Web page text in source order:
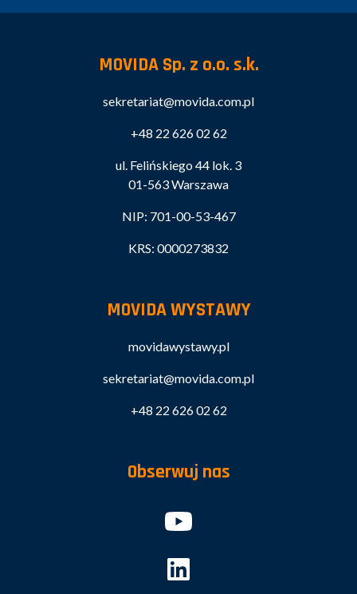
MOVIDA Sp. z o.o. s.k.
sekretariat@movida.com.pl
+48 22 626 02 62
ul. Felińskiego 44 lok. 3
01-563 Warszawa
NIP: 701-00-53-467
KRS: 0000273832
MOVIDA WYSTAWY
movidawystawy.pl
sekretariat@movida.com.pl
+48 22 626 02 62
Obserwuj nas